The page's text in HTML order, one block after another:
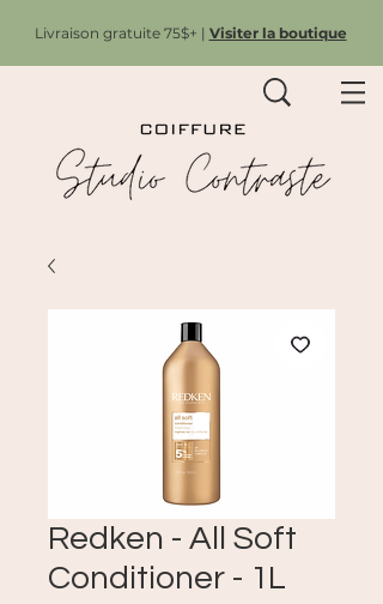
Livraison gratuite 75$+ | Visiter la boutique
Redken - All Soft
Conditioner - 1L